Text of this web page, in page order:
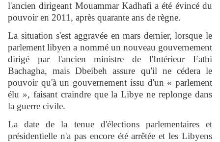
l'ancien dirigeant Mouammar Kadhafi a été évincé du
pouvoir en 2011, après quarante ans de règne.
La situation s'est aggravée en mars dernier, lorsque le
parlement libyen a nommé un nouveau gouvernement
dirigé par l'ancien ministre de l'Intérieur Fathi
Bachagha, mais Dbeibeh assure qu'il ne cédera le
pouvoir qu'à un gouvernement issu d'un « parlement
élu », faisant craindre que la Libye ne replonge dans
la guerre civile.
La date de la tenue d'élections parlementaires et
présidentielle n'a pas encore été arrêtée et les Libyens